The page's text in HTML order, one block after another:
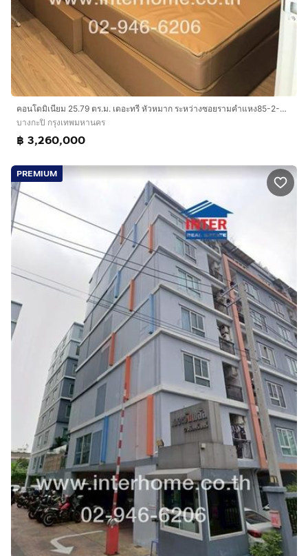
คอนโดมิเนียม 25.79 ตร.ม. เดอะทรี หัวหมาก ระหว่างซอยรามคำแหง85-2-ซอย87 ถนนรามคำแหง ถนนเสรีไทย เขตบางกะปิ กรุงเทพมหานคร
บางกะปิ กรุงเทพมหานคร
฿ 3,260,000
PREMIUM